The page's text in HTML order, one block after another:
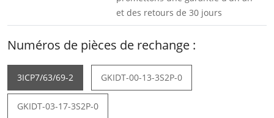
et des retours de 30 jours
Numéros de pièces de rechange :
3ICP7/63/69-2 GKIDT-00-13-3S2P-0
GKIDT-03-17-3S2P-0